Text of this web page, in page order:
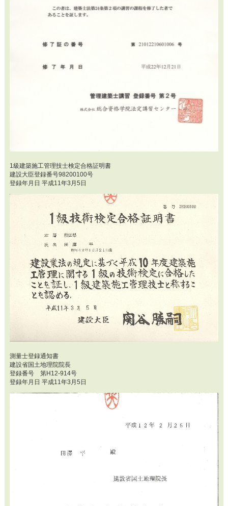
1級建築施工管理技士検定合格証明書
建設大臣登録番号98200100号
登録年月日 平成11年3月5日
測量士登録通知書
建設省国土地理院院長
登録番号 第H12-914号
登録年月日 平成11年3月5日